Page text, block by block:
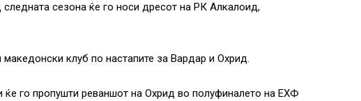
сезона ќе го носи дресот на РК Алкалоид,
клуб по настапите за Вардар и Охрид.
го пропушти реваншот на Охрид во полуфиналето на ЕХФ